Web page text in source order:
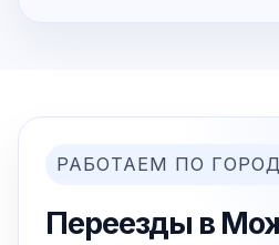
РАБОТАЕМ ПО
Переезды в